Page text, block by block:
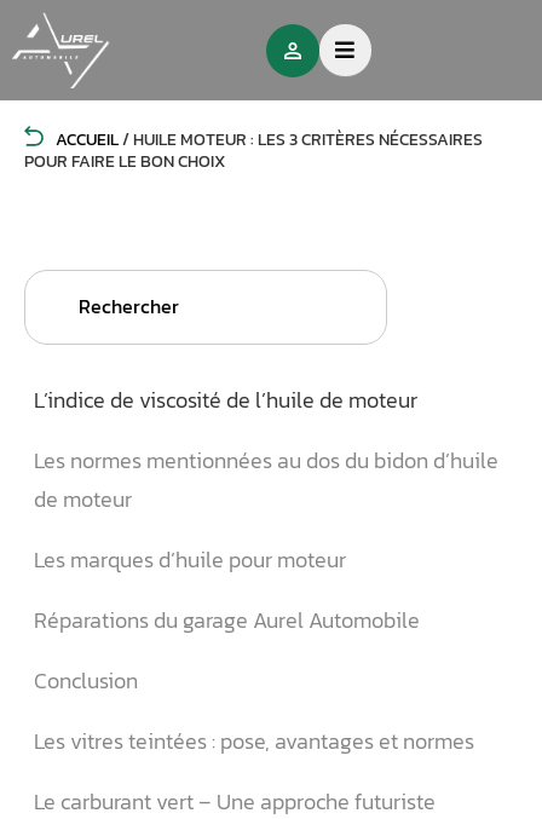
ACCUEIL/HUILE MOTEUR : LES 3 CRITÈRES NÉCESSAIRES
POUR FAIRE LE BON CHOIX
Search
L’indice de viscosité de l’huile de moteur
Les normes mentionnées au dos du bidon d’huile
de moteur
Les marques d’huile pour moteur
Réparations du garage Aurel Automobile
Conclusion
Les vitres teintées : pose, avantages et normes
Le carburant vert – Une approche futuriste